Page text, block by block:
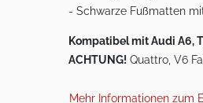
- Schwarze Fußmatten
Kompatibel mit Audi A6,
ACHTUNG! Quattro, V6
Mehr Informationen zum